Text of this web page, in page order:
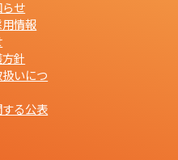
らせ
用情報
針
いにつ
る公表